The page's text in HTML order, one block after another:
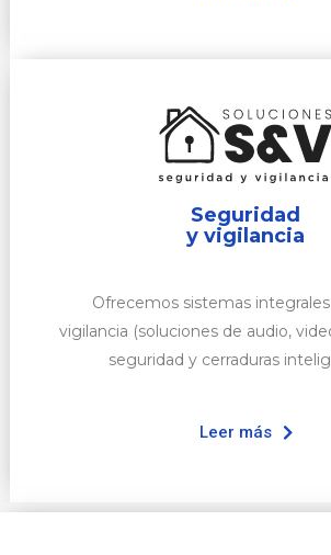
Seguridad
y vigilancia
Ofrecemos sistemas
vigilancia (soluciones de audio,
seguridad y cerraduras
Leer más